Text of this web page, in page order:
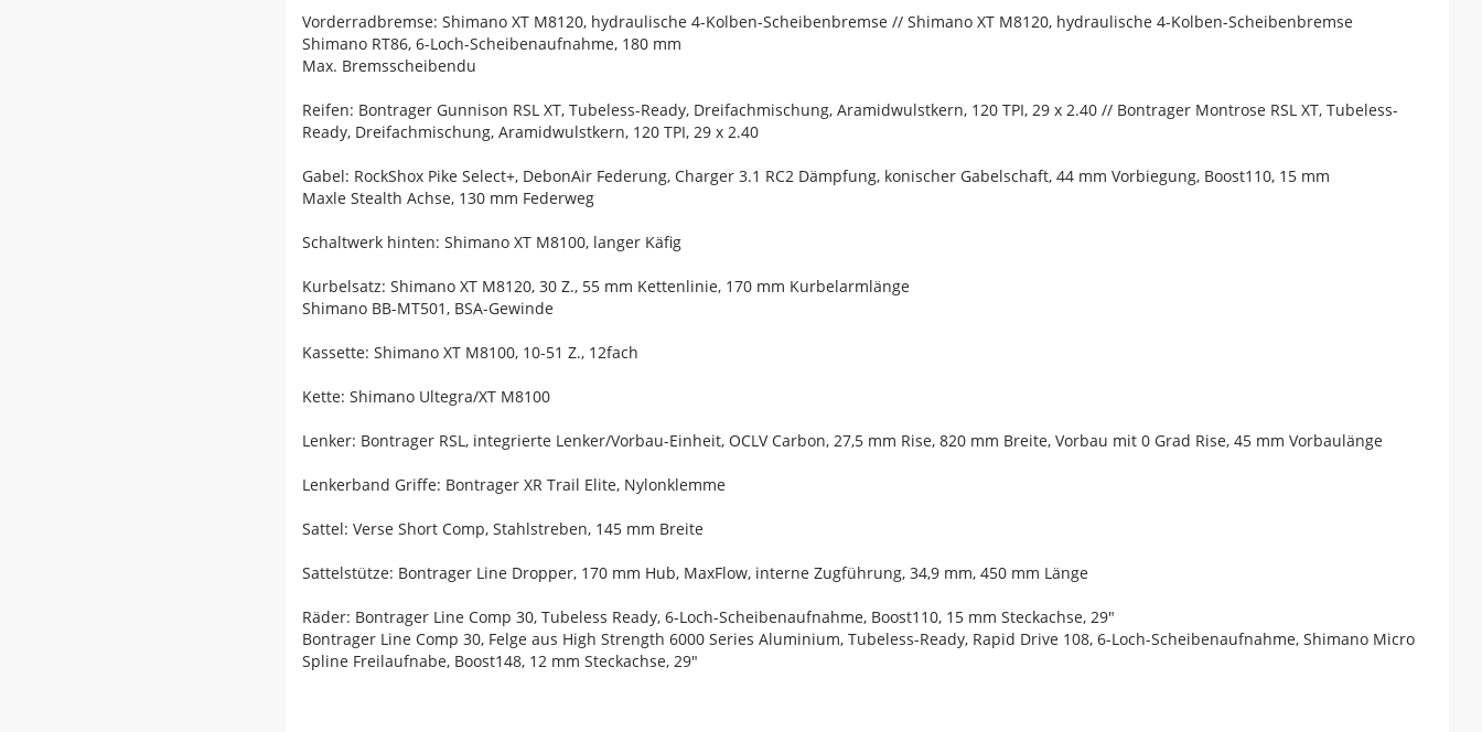
Vorderradbremse: Shimano XT M8120, hydraulische 4-Kolben-Scheibenbremse // Shimano XT M8120, hydraulische 4-Kolben-Scheibenbremse
Shimano RT86, 6-Loch-Scheibenaufnahme, 180 mm
Max. Bremsscheibendu
Reifen: Bontrager Gunnison RSL XT, Tubeless-Ready, Dreifachmischung, Aramidwulstkern, 120 TPI, 29 x 2.40 // Bontrager Montrose RSL XT, Tubeless-
Ready, Dreifachmischung, Aramidwulstkern, 120 TPI, 29 x 2.40
Gabel: RockShox Pike Select+, DebonAir Federung, Charger 3.1 RC2 Dämpfung, konischer Gabelschaft, 44 mm Vorbiegung, Boost110, 15 mm
Maxle Stealth Achse, 130 mm Federweg
Schaltwerk hinten: Shimano XT M8100, langer Käfig
Kurbelsatz: Shimano XT M8120, 30 Z., 55 mm Kettenlinie, 170 mm Kurbelarmlänge
Shimano BB-MT501, BSA-Gewinde
Kassette: Shimano XT M8100, 10-51 Z., 12fach
Kette: Shimano Ultegra/XT M8100
Lenker: Bontrager RSL, integrierte Lenker/Vorbau-Einheit, OCLV Carbon, 27,5 mm Rise, 820 mm Breite, Vorbau mit 0 Grad Rise, 45 mm Vorbaulänge
Lenkerband Griffe: Bontrager XR Trail Elite, Nylonklemme
Sattel: Verse Short Comp, Stahlstreben, 145 mm Breite
Sattelstütze: Bontrager Line Dropper, 170 mm Hub, MaxFlow, interne Zugführung, 34,9 mm, 450 mm Länge
Räder: Bontrager Line Comp 30, Tubeless Ready, 6-Loch-Scheibenaufnahme, Boost110, 15 mm Steckachse, 29"
Bontrager Line Comp 30, Felge aus High Strength 6000 Series Aluminium, Tubeless-Ready, Rapid Drive 108, 6-Loch-Scheibenaufnahme, Shimano Micro
Spline Freilaufnabe, Boost148, 12 mm Steckachse, 29"